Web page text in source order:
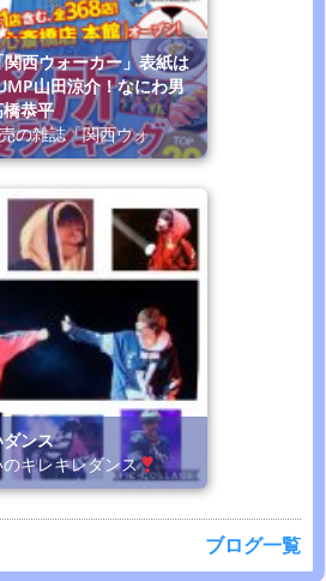
西ウォーカー」表紙は
山田涼介！なにわ男
恭平
の雑誌「関西ウォ
ダンス
のキレキレダンス
ブログ一覧